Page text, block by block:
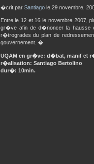
�crit par Santiagole 29 novembre,
Entre le 12 et 16 le novembre
gr�ve afin de d�noncer la
r�trogrades du plan de
gouvernement. �
UQAM en gr�ve: d�bat, manif et
r�alisation: Santiago Bertolino
dur�: 10min.